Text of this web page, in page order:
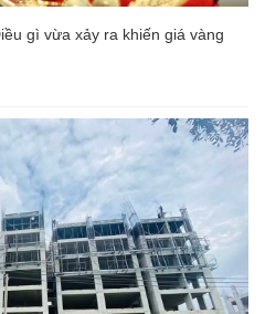
gì vừa xảy ra khiến giá vàng